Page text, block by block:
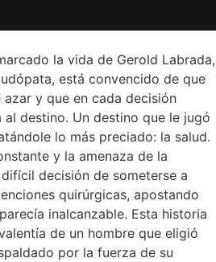
la vida de Gerold Labrada,
está convencido de que
y que en cada decisión
destino. Un destino que le jugó
lo más preciado: la salud.
y la amenaza de la
decisión de someterse a
quirúrgicas, apostando
inalcanzable. Esta historia
de un hombre que eligió
por la fuerza de su